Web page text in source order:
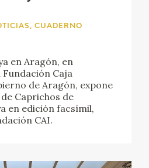
CUADERNO
en Aragón, en
Caja
de Aragón, expone
Caprichos de
en edición facsímil,
CAI.